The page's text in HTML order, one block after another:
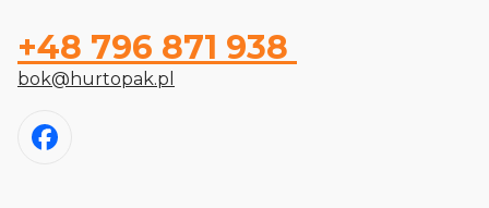
+48 796 871 938
bok@hurtopak.pl